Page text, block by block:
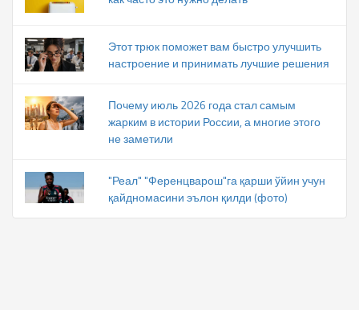
Этот трюк поможет вам быстро улучшить
настроение и принимать лучшие решения
Почему июль 2026 года стал самым
жарким в истории России, а многие этого
не заметили
"Реал" "Ференцварош"га қарши ўйин учун
қайдномасини эълон қилди (фото)